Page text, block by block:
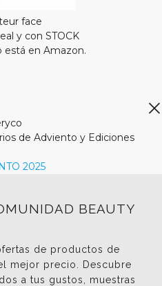
face
y con STOCK
está en Amazon.
de Adviento y Ediciones
2025
BEAUTY
de productos de
mejor precio. Descubre
a tus gustos, muestras